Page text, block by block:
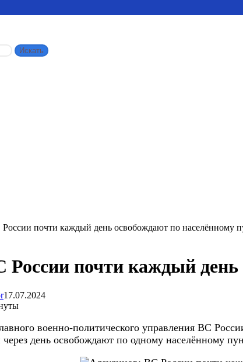
Искать
почти каждый день освобождают по населённому
почти каждый
17.07.2024
военно-политического управления ВС
день освобождают по одному населённому